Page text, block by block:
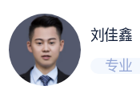
刘佳鑫
专业